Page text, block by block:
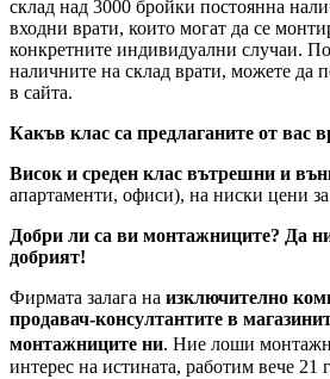
склад над 3000 бройки постоянна
входни врати, които могат да се
конкретните индивидуални случаи.
наличните на склад врати, можете да
в сайта.
Какъв клас са предлаганите от вас
Висок и среден клас вътрешни и
апартаменти, офиси), на ниски цени
Добри ли са ви монтажниците? Да
добрият!
Фирмата залага на изключително
продавач-консултантите в
монтажниците ни. Ние лоши
интерес на истината, работим вече 21